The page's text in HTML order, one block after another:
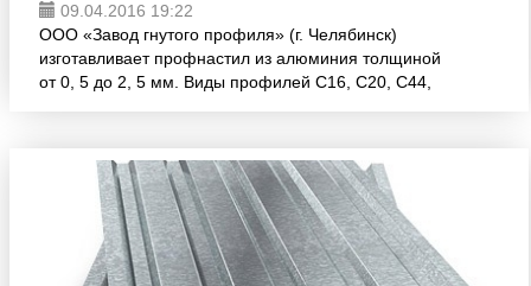
09.04.2016 19:22
ООО «Завод гнутого профиля» (г. Челябинск)
изготавливает профнастил из алюминия толщиной
от 0, 5 до 2, 5 мм. Виды профилей С16, С20, С44,